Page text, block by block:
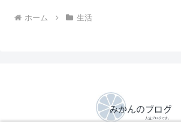
ホーム 生活